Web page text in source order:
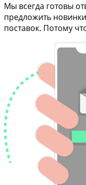
Мы всегда готовы
предложить
поставок. Потому